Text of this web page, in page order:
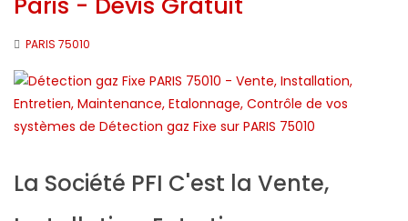
PARIS 75010
La Société PFI C'est la Vente,